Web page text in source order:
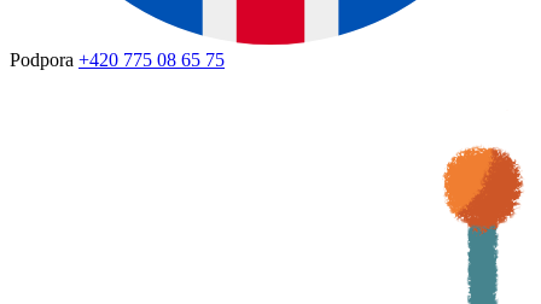
Podpora +420 775 08 65 75